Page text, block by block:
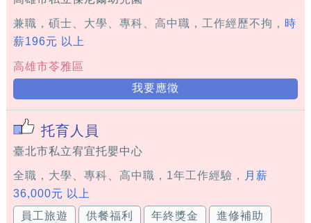
兼職，碩士、大學、專科、高中職，工作經歷不拘， 時
薪196元 以上
高雄市苓雅區
我要應徵
托育人員
臺北市私立宥宜托嬰中心
全職，大學、專科、高中職，1年工作經驗，
月薪
36,000元 以上
員工旅遊
供餐福利 年終獎金 進修補助